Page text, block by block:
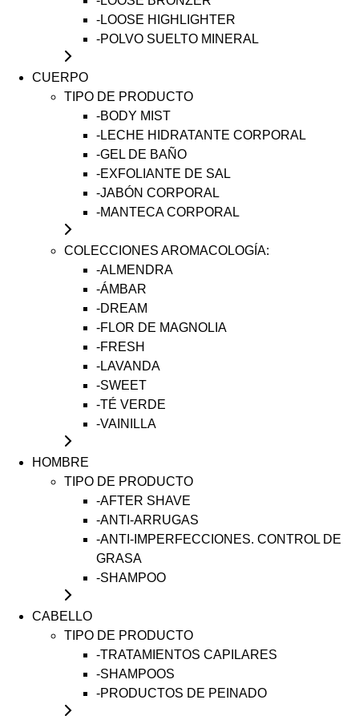
-LOOSE HIGHLIGHTER
-POLVO SUELTO MINERAL
CUERPO
TIPO DE PRODUCTO
-BODY MIST
-LECHE HIDRATANTE CORPORAL
-GEL DE BAÑO
-EXFOLIANTE DE SAL
-JABÓN CORPORAL
-MANTECA CORPORAL
COLECCIONES AROMACOLOGÍA:
-ALMENDRA
-ÁMBAR
-DREAM
-FLOR DE MAGNOLIA
-FRESH
-LAVANDA
-SWEET
-TÉ VERDE
-VAINILLA
HOMBRE
TIPO DE PRODUCTO
-AFTER SHAVE
-ANTI-ARRUGAS
-ANTI-IMPERFECCIONES. CONTROL DE
GRASA
-SHAMPOO
CABELLO
TIPO DE PRODUCTO
-TRATAMIENTOS CAPILARES
-SHAMPOOS
-PRODUCTOS DE PEINADO